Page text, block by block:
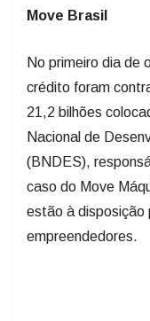
Move Brasil
No primeiro dia de
crédito foram
21,2 bilhões
Nacional de
(BNDES),
caso do Move
estão à disposição
empreendedores.